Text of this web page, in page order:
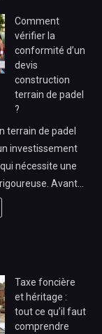
Comment
vérifier la
conformité d’un
devis
construction
terrain de padel
?
terrain de padel
investissement
nécessite une
Avant…
Taxe foncière
et héritage :
tout ce qu’il faut
comprendre